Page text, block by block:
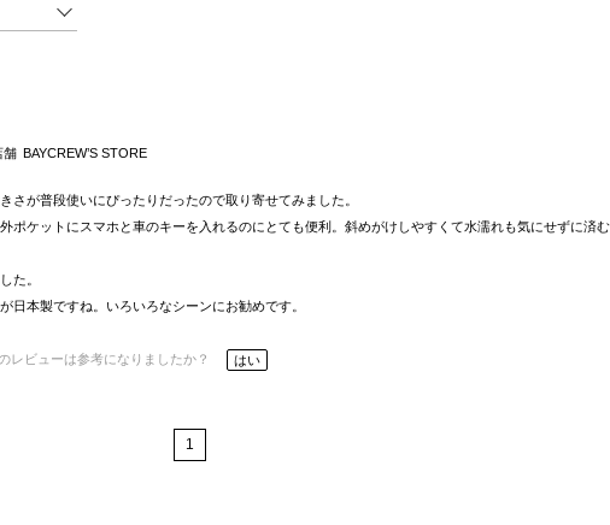
舗 BAYCREW’S STORE
さが普段使いにぴったりだったので取り寄せてみました。
ポケットにスマホと車のキーを入れるのにとても便利。斜めがけしやすくて水濡れも気にせずに済
た。
日本製ですね。いろいろなシーンにお勧めです。
レビューは参考になりましたか？ はい
1